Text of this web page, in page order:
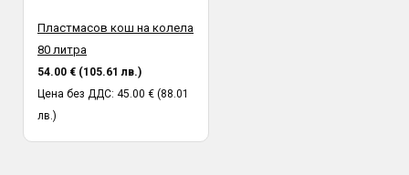
Пластмасов кош на колела
80 литра
54.00 € (105.61 лв.)
Цена без ДДС: 45.00 € (88.01
лв.)